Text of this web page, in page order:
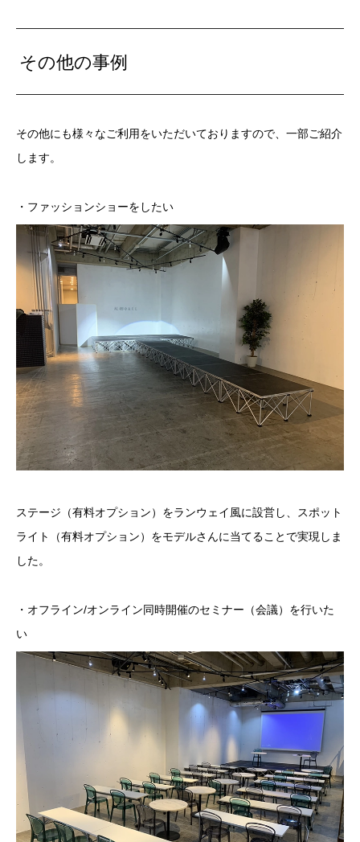
その他の事例
その他にも様々なご利用をいただいておりますので、一部ご紹介
します。
・ファッションショーをしたい
ステージ（有料オプション）をランウェイ風に設営し、スポット
ライト（有料オプション）をモデルさんに当てることで実現しま
した。
・オフライン/オンライン同時開催のセミナー（会議）を行いた
い